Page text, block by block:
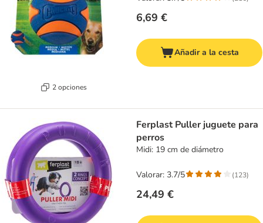
2 opciones
6,69 €
Añadir a la cesta
Ferplast Puller juguete para
perros
Midi: 19 cm de diámetro
24,49 €
Valorar: 3.7/5 (123)